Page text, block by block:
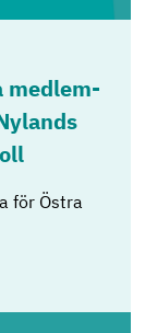
med­lem­
för Östra